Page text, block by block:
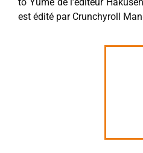
to Yume de l’éditeur
est édité par Crunchyroll